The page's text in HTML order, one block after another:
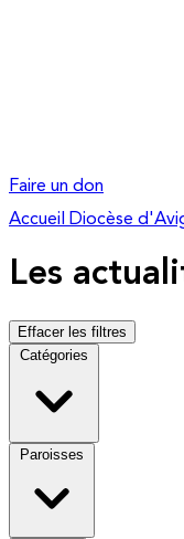
Faire un don
Accueil
Diocèse
Les
Effacer les filtres
Catégories
Paroisses